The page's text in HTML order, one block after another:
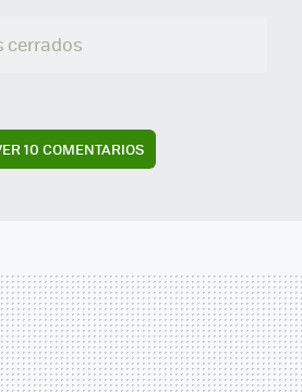
cerrados
10 COMENTARIOS